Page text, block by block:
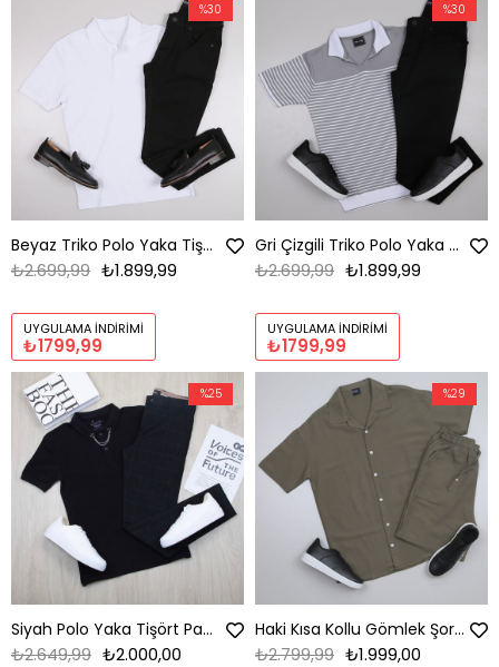
Beyaz Triko Polo Yaka Tişört Kombini Erkek | Slim Fit Şık Komple Set
₺1.899,99
₺2.699,99
UYGULAMA İNDIRIMI
₺1799,99
%30
Gri Çizgili Triko Polo Yaka Tişört Kombini Erkek | Slim Fit Şık Komple Set
₺1.899,99
₺2.699,99
UYGULAMA İNDIRIMI
₺1799,99
%30
Siyah Polo Yaka Tişört Pantolon Ayakkabı Kombin
₺2.000,00
₺2.649,99
%25
Haki Kısa Kollu Gömlek Şort Ayakkabı Kombini
₺1.999,00
₺2.799,99
%29